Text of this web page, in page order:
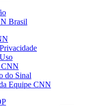
Brasil
CNN
do Sinal
Equipe CNN